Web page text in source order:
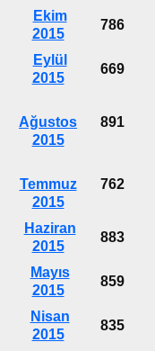
Ekim
2015
786
Eylül
2015
669
Ağustos
2015
891
Temmuz
2015
762
Haziran
2015
883
Mayıs
2015
859
Nisan
2015
835